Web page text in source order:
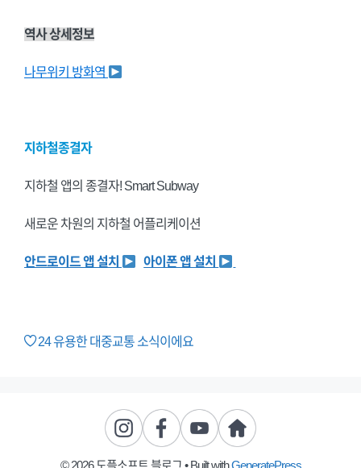
역사 상세정보
나무위키 방화역
지하철종결자
지하철 앱의 종결자! Smart Subway
새로운 차원의 지하철 어플리케이션
안드로이드 앱 설치 아이폰 앱 설치
24유용한 대중교통 소식이에요
© 2026 도플소프트 블로그 • Built withGeneratePress